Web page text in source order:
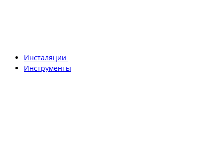
Инсталяции
Инструменты